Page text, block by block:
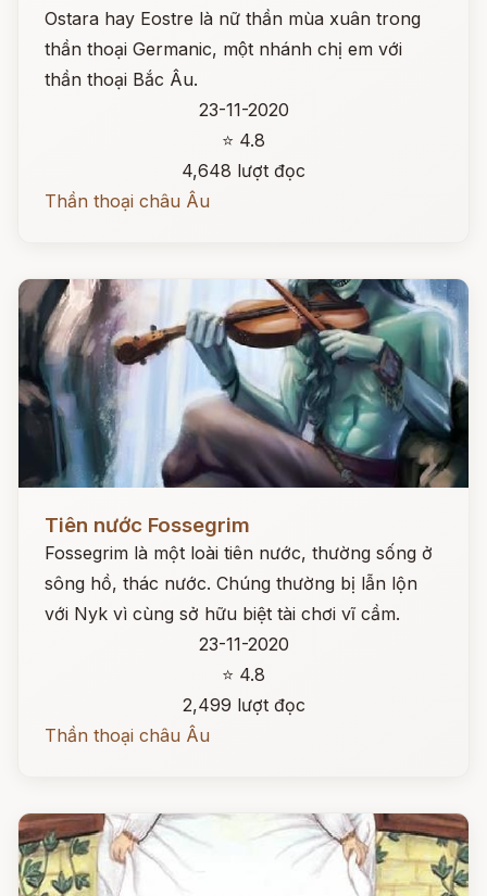
Ostara hay Eostre là nữ thần mùa xuân trong
thần thoại Germanic, một nhánh chị em với
thần thoại Bắc Âu.
23-11-2020
⭐ 4.8
4,648 lượt đọc
Thần thoại châu Âu
Tiên nước Fossegrim
Fossegrim là một loài tiên nước, thường sống ở
sông hồ, thác nước. Chúng thường bị lẫn lộn
với Nyk vì cùng sở hữu biệt tài chơi vĩ cầm.
23-11-2020
⭐ 4.8
2,499 lượt đọc
Thần thoại châu Âu